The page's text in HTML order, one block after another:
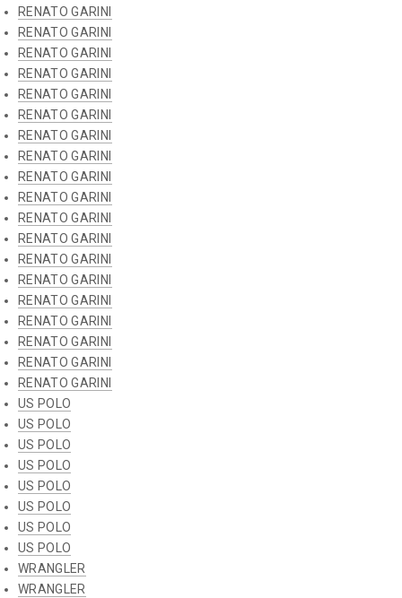
RENATO GARINI
RENATO GARINI
RENATO GARINI
RENATO GARINI
RENATO GARINI
RENATO GARINI
RENATO GARINI
RENATO GARINI
RENATO GARINI
RENATO GARINI
RENATO GARINI
RENATO GARINI
RENATO GARINI
RENATO GARINI
RENATO GARINI
RENATO GARINI
RENATO GARINI
RENATO GARINI
RENATO GARINI
US POLO
US POLO
US POLO
US POLO
US POLO
US POLO
US POLO
US POLO
WRANGLER
WRANGLER